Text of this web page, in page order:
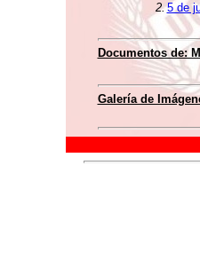
2.5 de
Documentos de:
Galería de